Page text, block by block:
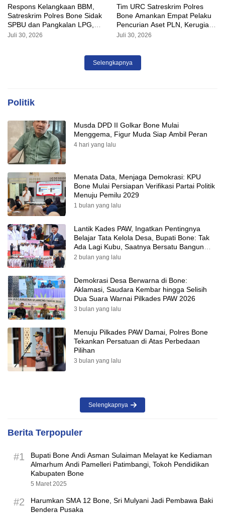
Respons Kelangkaan BBM,
Satreskrim Polres Bone Sidak
SPBU dan Pangkalan LPG,
AKP Alvin Aji Imbau Pengelola
Juli 30, 2026
Tim URC Satreskrim Polres
Bone Amankan Empat Pelaku
Pencurian Aset PLN, Kerugian
Ditaksir Capai Rp 3 Milyar
Juli 30, 2026
Selengkapnya
Politik
Musda DPD II Golkar Bone Mulai
Menggema, Figur Muda Siap Ambil Peran
4 hari yang lalu
Menata Data, Menjaga Demokrasi: KPU
Bone Mulai Persiapan Verifikasi Partai Politik
Menuju Pemilu 2029
1 bulan yang lalu
Lantik Kades PAW, Ingatkan Pentingnya
Belajar Tata Kelola Desa, Bupati Bone: Tak
Ada Lagi Kubu, Saatnya Bersatu Bangun
Desa
2 bulan yang lalu
Demokrasi Desa Berwarna di Bone:
Aklamasi, Saudara Kembar hingga Selisih
Dua Suara Warnai Pilkades PAW 2026
3 bulan yang lalu
Menuju Pilkades PAW Damai, Polres Bone
Tekankan Persatuan di Atas Perbedaan
Pilihan
3 bulan yang lalu
Selengkapnya
Berita Terpopuler
#1
Bupati Bone Andi Asman Sulaiman Melayat ke Kediaman
Almarhum Andi Pamelleri Patimbangi, Tokoh Pendidikan
Kabupaten Bone
5 Maret 2025
#2
Harumkan SMA 12 Bone, Sri Mulyani Jadi Pembawa Baki
Bendera Pusaka